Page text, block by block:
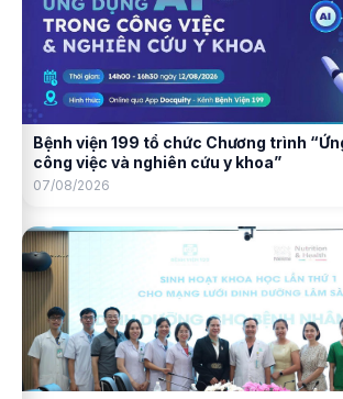
Bệnh viện 199 tổ chức Chương trình
công việc và nghiên cứu y khoa”
07/08/2026